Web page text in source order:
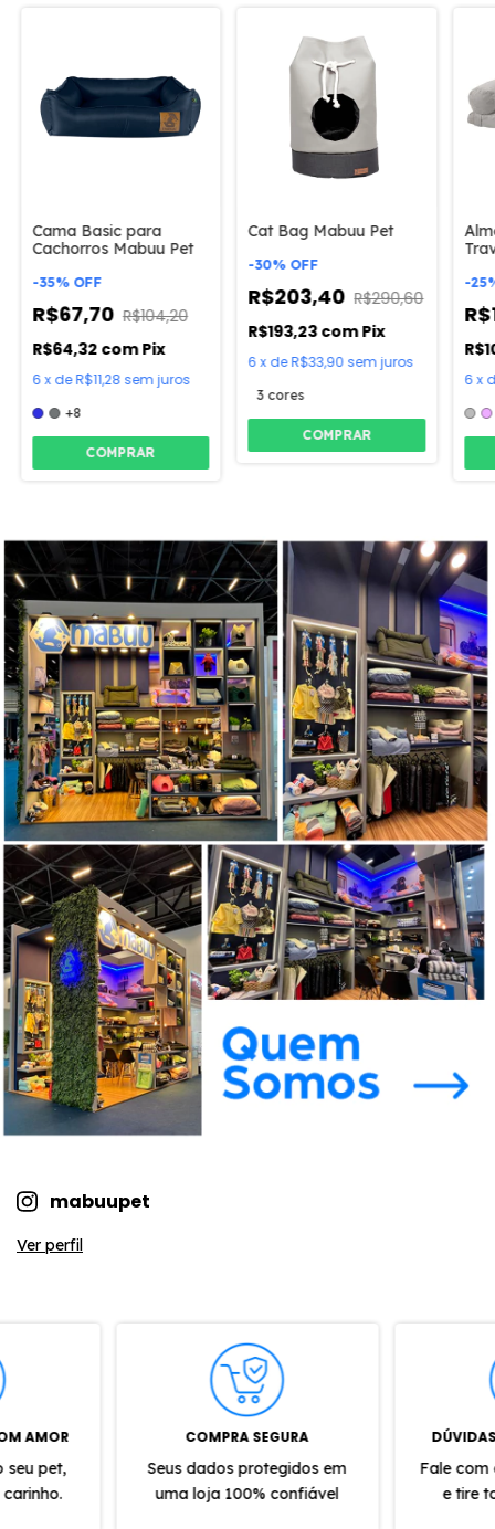
Cama Basic para
Cachorros Mabuu Pet
-35% OFF
R$67,70 R$104,20
R$64,32 com Pix
6x deR$11,28 sem juros
+8
COMPRAR
Cat Bag Mabuu Pet
-30% OFF
R$203,40 R$290,60
R$193,23comPix
6 x deR$33,90 sem juros
3 cores
COMPRAR
-25
6x
mabuupet
Ver perfil
AMOR
seu pet,
COMPRA SEGURA
Seus dados protegidos em
uma loja 100% confiável
Fale com
e tire